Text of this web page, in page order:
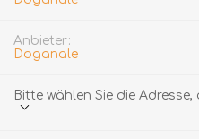
Anbieter:
Doganale
Bitte wählen Sie die